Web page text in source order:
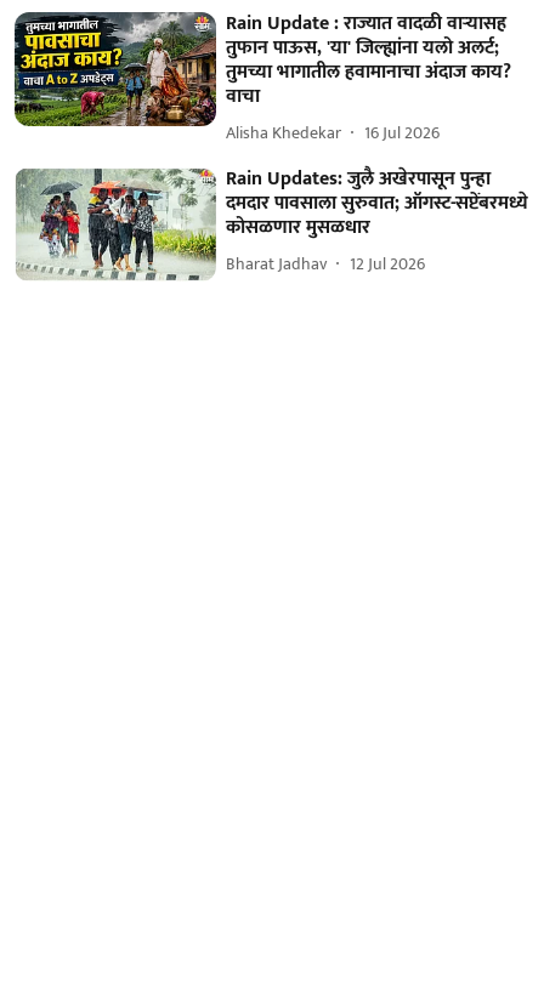
Rain Update : राज्यात वादळी वाऱ्यासह
तुफान पाऊस, 'या' जिल्ह्यांना यलो अलर्ट;
तुमच्या भागातील हवामानाचा अंदाज काय?
वाचा
Alisha Khedekar 16 Jul 2026
Rain Updates: जुलै अखेरपासून पुन्हा
दमदार पावसाला सुरुवात; ऑगस्ट-सप्टेंबरमध्ये
कोसळणार मुसळधार
Bharat Jadhav 12 Jul 2026